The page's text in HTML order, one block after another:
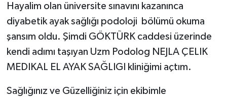
Hayalim olan üniversite sınavını kazanınca
diyabetik ayak sağlığı podoloji bölümü okuma
şansım oldu. Şimdi GÖKTÜRK caddesi üzerinde
kendi adımı taşıyan Uzm Podolog NEJLA ÇELIK
MEDIKAL EL AYAK SAĞLIGI kliniğimi açtım.
Sağlığınız ve Güzelliğiniz için ekibimle